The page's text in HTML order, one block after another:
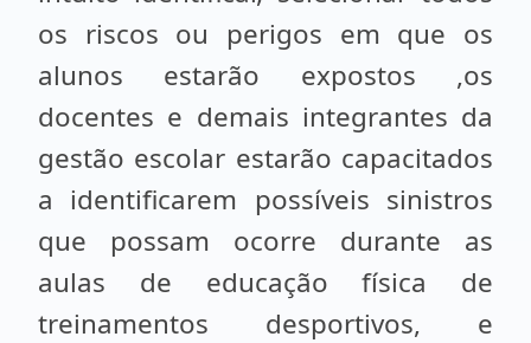
os riscos ou perigos em que os
alunos estarão expostos ,os
docentes e demais integrantes da
gestão escolar estarão capacitados
a identificarem possíveis sinistros
que possam ocorre durante as
aulas de educação física de
treinamentos desportivos, e